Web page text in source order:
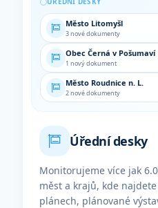
Město Litomyšl
3 nové dokumenty
Obec Černá v Pošumaví
1 nový dokument
Město Roudnice n. L.
2 nové dokumenty
Úřední desky
Monitorujeme více jak
měst a krajů, kde
plánech, plánované